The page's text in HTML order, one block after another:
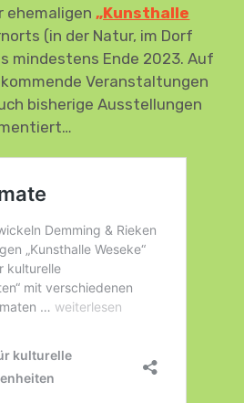
ehemaligen„Kunsthalle
(in der Natur, im Dorf
mindestens Ende 2023. Auf
Veranstaltungen
bisherige Ausstellungen